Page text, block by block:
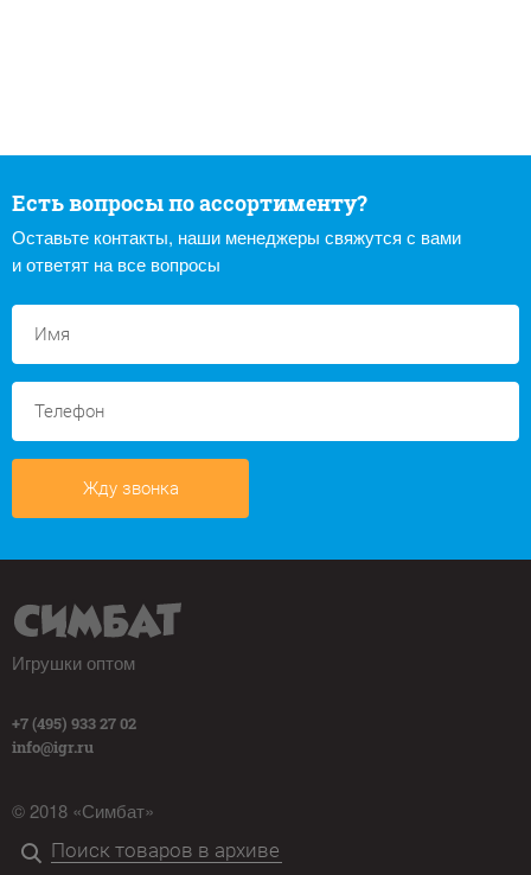
Есть вопросы по ассортименту?
Оставьте контакты, наши менеджеры свяжутся с вами
и ответят на все вопросы
Жду звонка
Игрушки оптом
+7 (495) 933 27 02
info@igr.ru
© 2018 «Симбат»